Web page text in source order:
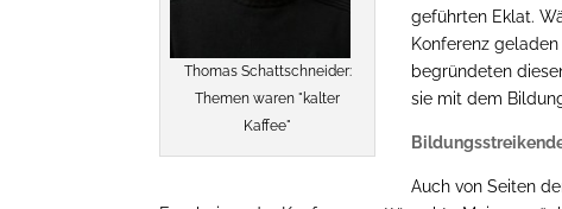
Thomas Schattschneider:
Themen waren "kalter
Kaffee"
geführten Eklat.
Konferenz
begründeten
sie mit dem
Auch von Seiten